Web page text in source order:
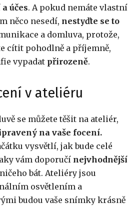
účes. A pokud nemáte vlastní
něco nesedí, nestyďte se to
a domluva, protože,
cítit pohodlně a příjemně,
vypadat přirozeně.
v ateliéru
se můžete těšit na ateliér,
na vaše focení.
vysvětlí, jak bude celé
vám doporučí nejvhodnější
bát. Ateliéry jsou
osvětlením a
budou vaše snímky krásně